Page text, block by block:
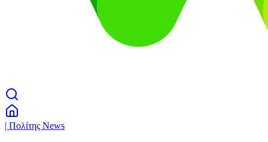
| Πολίτης News